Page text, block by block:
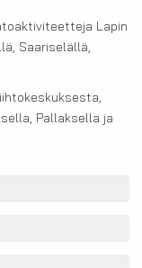
Lapin
Saariselällä,
Pallaksella ja